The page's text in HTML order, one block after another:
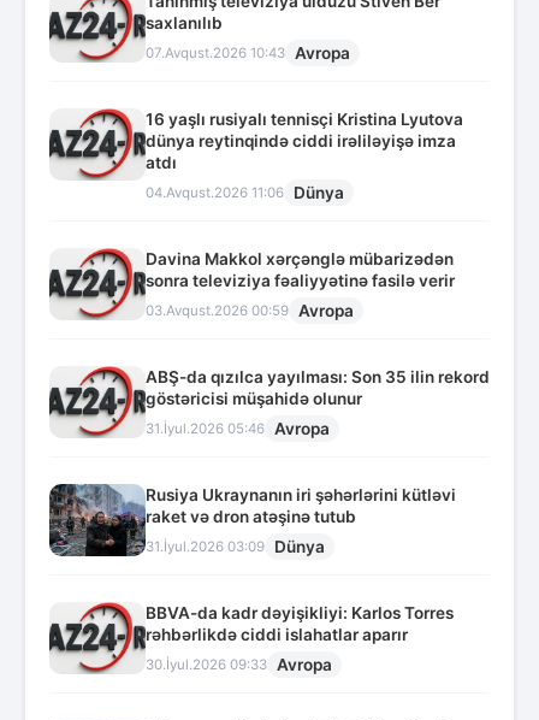
saxlanılıb
07.Avqust.2026 10:43 Avropa
16 yaşlı rusiyalı tennisçi Kristina Lyutova
dünya reytinqində ciddi irəliləyişə imza
atdı
04.Avqust.2026 11:06 Dünya
Davina Makkol xərçənglə mübarizədən
sonra televiziya fəaliyyətinə fasilə verir
03.Avqust.2026 00:59 Avropa
ABŞ-da qızılca yayılması: Son 35 ilin rekord
göstəricisi müşahidə olunur
31.İyul.2026 05:46 Avropa
Rusiya Ukraynanın iri şəhərlərini kütləvi
raket və dron atəşinə tutub
31.İyul.2026 03:09 Dünya
BBVA-da kadr dəyişikliyi: Karlos Torres
rəhbərlikdə ciddi islahatlar aparır
30.İyul.2026 09:33 Avropa